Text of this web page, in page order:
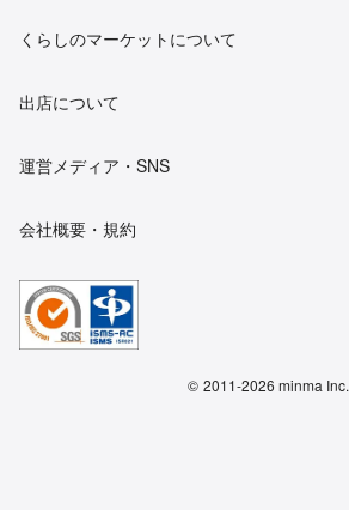
くらしのマーケットについて
出店について
運営メディア・SNS
会社概要・規約
© 2011-2026 minma Inc.